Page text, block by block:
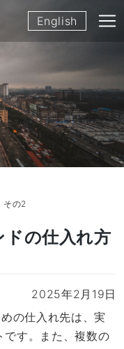
English
その2
の仕入れ方
2025年2月19日
の仕入れ先は、実
です。また、複数の